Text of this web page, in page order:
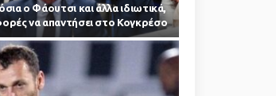
ο Φάουτσι και άλλα ιδιωτικά,
να απαντήσει στο Κογκρέσο